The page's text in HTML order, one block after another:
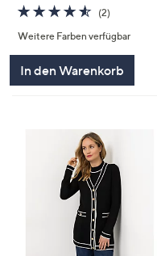
4.5
von
5
(2)
Weitere Farben verfügbar
In den Warenkorb